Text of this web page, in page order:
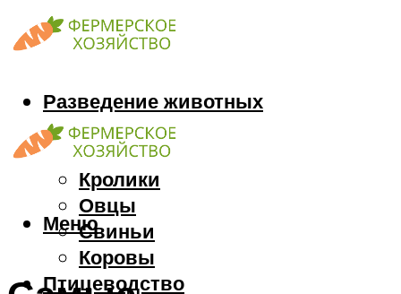
Разведение животных
Козы
Кони
Кролики
Овцы
Свиньи
Коровы
Птицеводство
Меню